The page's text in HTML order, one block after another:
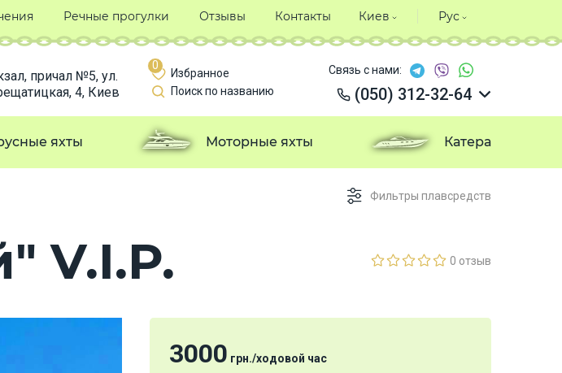
Фильтры плавсредств
0 отзыв
V.I.P.
3000 грн./ходовой час
Речные прогулки Отзывы Контакты Киев Рус
причал №5, ул.
4, Киев
0
Избранное
Поиск по названию
Связь с нами:
(050) 312-32-64
(050) 312-32-64
(050) 312-32-64
(050) 312-32-64
яхты Моторные яхты Катера